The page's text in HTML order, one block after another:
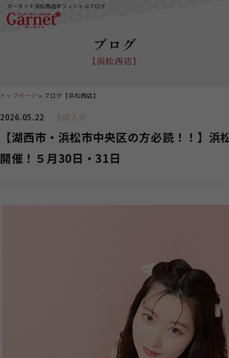
ガーネット浜松西店オフィシャルブログ
ブログ
【浜松西店】
2026.05.22 #成人式
【湖西市・浜松市中央区の方必読！！】
開催！５月30日・31日
トップページ ブログ【浜松西店】